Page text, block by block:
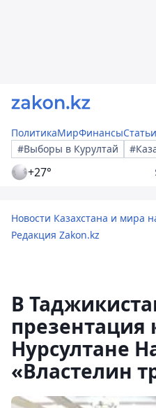
ПолитикаМирФинансыСтатьи
#Выборы в Курултай
+27°
Новости Казахстана и мира
Редакция Zakon.kz
В
презентация
Нурсултане
«Властелин